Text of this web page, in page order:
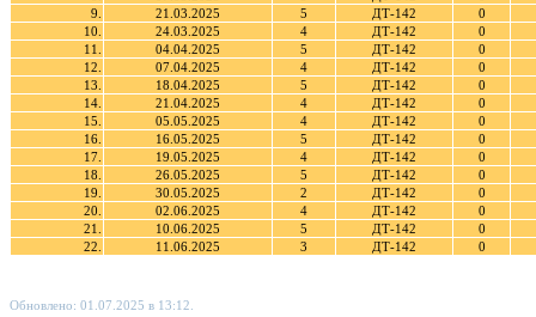
9.
21.03.2025 5 ДТ-142
0
10.
24.03.2025 4 ДТ-142
0
11.
04.04.2025 5 ДТ-142
0
12.
07.04.2025 4 ДТ-142
0
13.
18.04.2025 5 ДТ-142
0
14.
21.04.2025 4 ДТ-142
0
15.
05.05.2025 4 ДТ-142
0
16.
16.05.2025 5 ДТ-142
0
17.
19.05.2025 4 ДТ-142
0
18.
26.05.2025 5 ДТ-142
0
19.
30.05.2025 2 ДТ-142
0
20.
02.06.2025 4 ДТ-142
0
21.
10.06.2025 5 ДТ-142
0
22.
11.06.2025 3 ДТ-142 0
Обновлено: 01.07.2025 в 13:12.